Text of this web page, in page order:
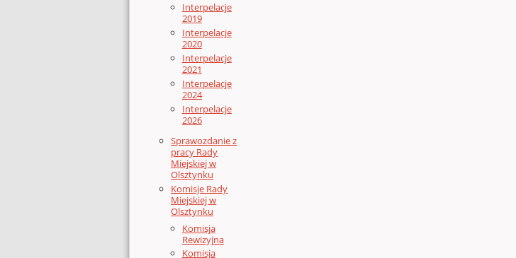
Interpelacje
2019
Interpelacje
2020
Interpelacje
2021
Interpelacje
2024
Interpelacje
2026
Sprawozdanie z
pracy Rady
Miejskiej w
Olsztynku
Komisje Rady
Miejskiej w
Olsztynku
Komisja
Rewizyjna
Komisja